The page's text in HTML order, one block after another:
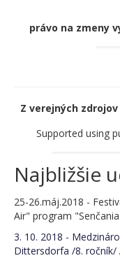
Who was
C.D. von
Povinné
BASS FEST+2026
Lecturers
Schedule
právo na zmeny
Z verejných
Supported using
Najbližšie
25-26.máj.2018 -
Air" program
3. 10. 2018 -
Dittersdorfa /8. ročník/